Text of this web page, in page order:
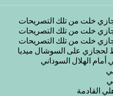
خلت من تلك التصريحات
خلت من تلك التصريحات
خلت من تلك التصريحات
على السوشال ميديا
أمام الهلال السوداني
القادمة